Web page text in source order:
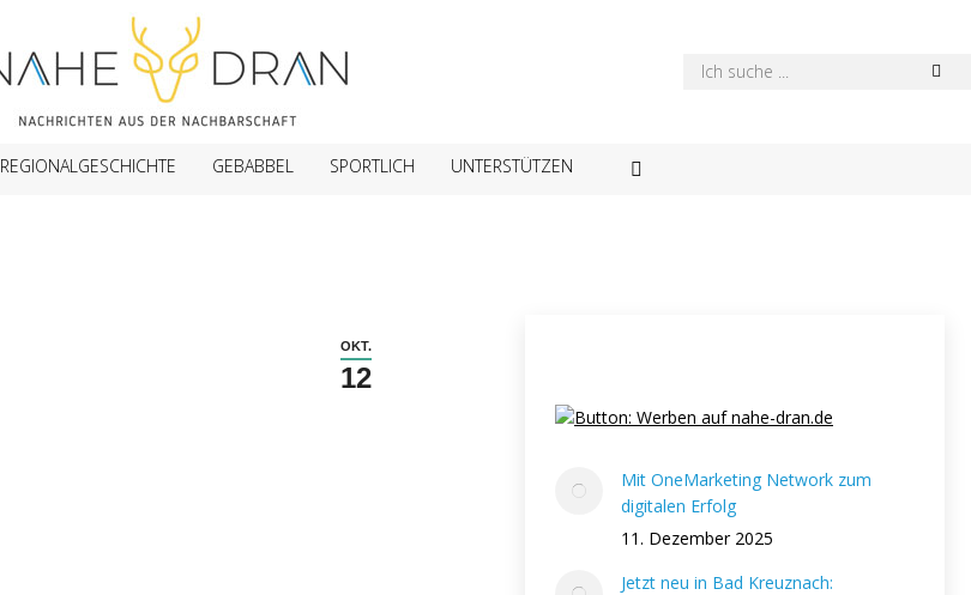
REGIONALGESCHICHTE GEBABBEL SPORTLICH UNTERSTÜTZEN
OKT.
12
Mit OneMarketing Network zum
digitalen Erfolg
11. Dezember 2025
Jetzt neu in Bad Kreuznach: